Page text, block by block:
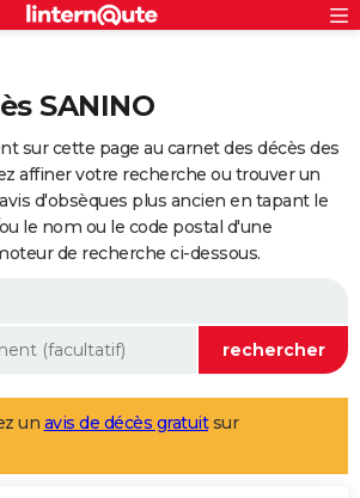
SANINO
sur cette page au carnet des décès des
affiner votre recherche ou trouver un
d'obsèques plus ancien en tapant le
le nom ou le code postal d'une
de recherche ci-dessous.
un avis de décès gratuitsur